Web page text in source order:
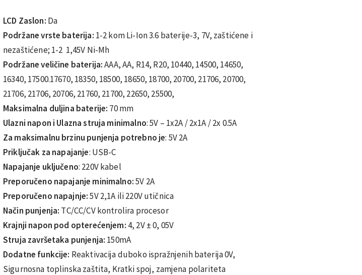
LCD Zaslon: Da
Podržane vrste baterija: 1-2 kom Li-Ion 3.6 baterije-3, 7V, zaštićene i
nezaštićene; 1-2 1,45V Ni-Mh
Podržane veličine baterija:AAA, AA, R14, R20, 10440, 14500, 14650,
16340, 17500.17670, 18350, 18500, 18650, 18700, 20700, 21706, 20700,
21706, 21706, 20706, 21760, 21700, 22650, 25500,
Maksimalna duljina baterije: 70 mm
Ulazni napon i Ulazna struja minimalno: 5V – 1x2A / 2x1A / 2x 0.5A
Za maksimalnu brzinu punjenja potrebno je: 5V 2A
Priključak za napajanje: USB-C
Napajanje uključeno: 220V kabel
Preporučeno napajanje minimalno:5V 2A
Preporučeno napajnje:5V 2,1A ili 220V utičnica
Način punjenja: TC/CC/CV kontrolira procesor
Krajnji napon pod opterećenjem: 4, 2V ± 0, 05V
Struja završetaka punjenja: 150mA
Dodatne funkcije: Reaktivacija duboko ispražnjenih baterija 0V,
Sigurnosna toplinska zaštita, Kratki spoj, zamjena polariteta